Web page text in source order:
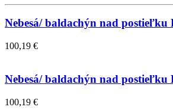
Nebesá/ baldachýn nad postieľku
100,19 €
Nebesá/ baldachýn nad postieľku
100,19 €